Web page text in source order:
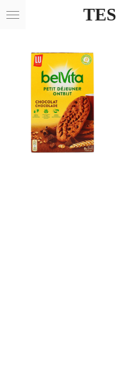
Skip
content